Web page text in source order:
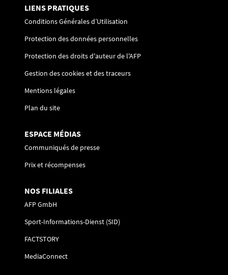
LIENS PRATIQUES
Conditions Générales d’Utilisation
Protection des données personnelles
Protection des droits d'auteur de l'AFP
Gestion des cookies et des traceurs
Mentions légales
Plan du site
ESPACE MÉDIAS
Communiqués de presse
Prix et récompenses
NOS FILIALES
AFP GmbH
Sport-Informations-Dienst (SID)
FACTSTORY
MediaConnect